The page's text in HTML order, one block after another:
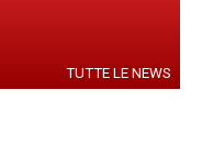
TUTTE LE NEWS